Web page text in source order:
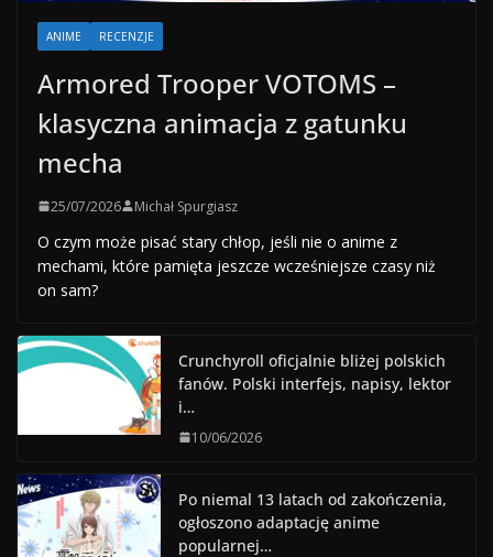
ANIME RECENZJE
Armored Trooper VOTOMS –
klasyczna animacja z gatunku
mecha
25/07/2026 Michał Spurgiasz
O czym może pisać stary chłop, jeśli nie o anime z
mechami, które pamięta jeszcze wcześniejsze czasy niż
on sam?
Crunchyroll oficjalnie bliżej polskich
fanów. Polski interfejs, napisy, lektor
i…
10/06/2026
Po niemal 13 latach od zakończenia,
ogłoszono adaptację anime
popularnej…